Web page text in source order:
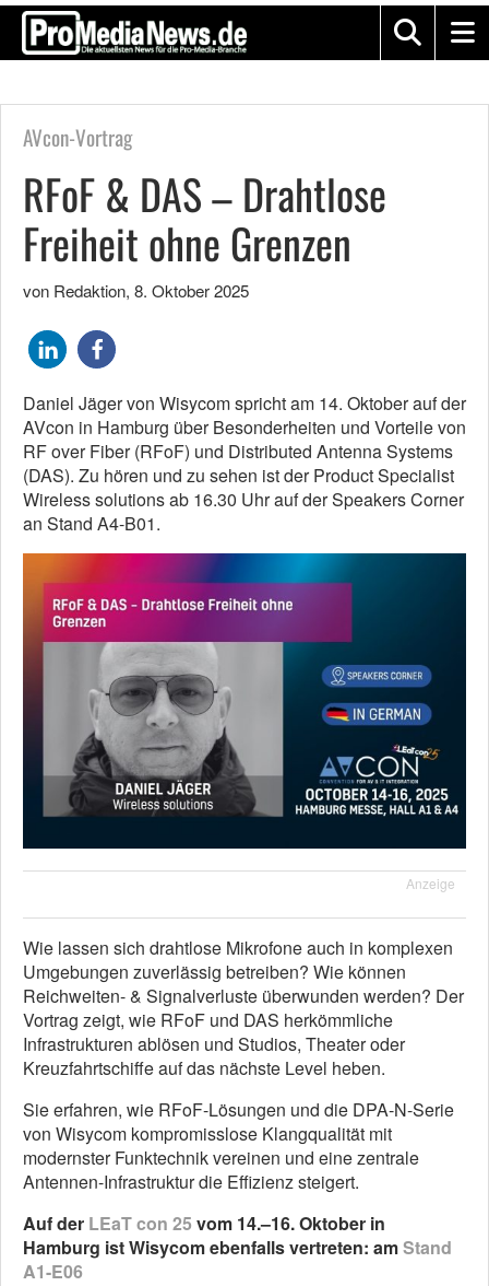
AVcon-Vortrag
RFoF & DAS – Drahtlose
Freiheit ohne Grenzen
von Redaktion, 8. Oktober 2025
Daniel Jäger von Wisycom spricht am 14. Oktober auf der
AVcon in Hamburg über Besonderheiten und Vorteile von
RF over Fiber (RFoF) und Distributed Antenna Systems
(DAS). Zu hören und zu sehen ist der Product Specialist
Wireless solutions ab 16.30 Uhr auf der Speakers Corner
an Stand A4-B01.
Anzeige
Wie lassen sich drahtlose Mikrofone auch in komplexen
Umgebungen zuverlässig betreiben? Wie können
Reichweiten- & Signalverluste überwunden werden? Der
Vortrag zeigt, wie RFoF und DAS herkömmliche
Infrastrukturen ablösen und Studios, Theater oder
Kreuzfahrtschiffe auf das nächste Level heben.
Sie erfahren, wie RFoF-Lösungen und die DPA-N-Serie
von Wisycom kompromisslose Klangqualität mit
modernster Funktechnik vereinen und eine zentrale
Antennen-Infrastruktur die Effizienz steigert.
Auf der LEaT con 25 vom 14.–16. Oktober in
Hamburg ist Wisycom ebenfalls vertreten: amStand
A1-E06